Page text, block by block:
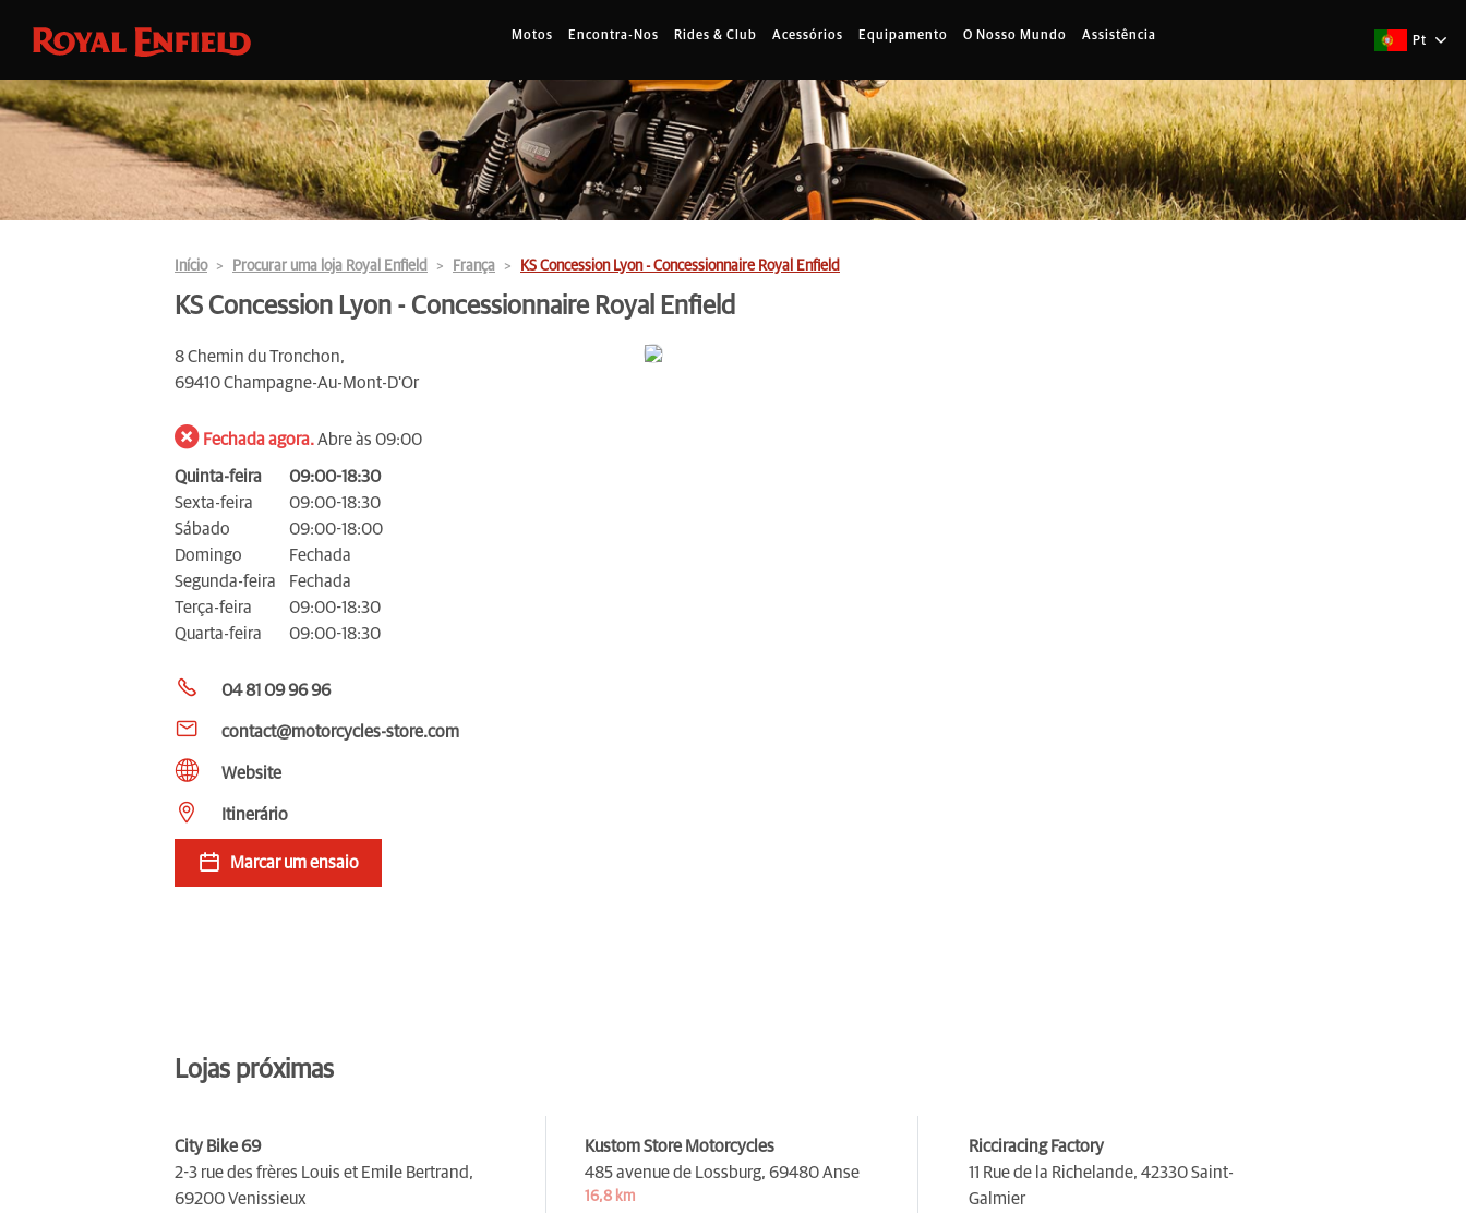
Motos Encontra-Nos Rides & Club Acessórios Equipamento O Nosso Mundo Assistência Pt
Início Procurar uma loja Royal Enfield França KS Concession Lyon - Concessionnaire Royal Enfield
KS Concession Lyon - Concessionnaire Royal Enfield
8 Chemin du Tronchon,
69410 Champagne-Au-Mont-D'Or
Fechada agora.Abre às 09:00
Quinta-feira
09:00-18:30
Sexta-feira
09:00-18:30
Sábado
09:00-18:00
Domingo
Fechada
Segunda-feira
Fechada
Terça-feira
09:00-18:30
Quarta-feira
09:00-18:30
04 81 09 96 96
contact@motorcycles-store.com
Website
Itinerário
Marcar um ensaio
Lojas próximas
City Bike 69
2-3 rue des frères Louis et Emile Bertrand,
69200 Venissieux
Kustom Store Motorcycles
485 avenue de Lossburg, 69480 Anse
16,8 km
Ricciracing Factory
11 Rue de la Richelande, 42330 Saint-
Galmier